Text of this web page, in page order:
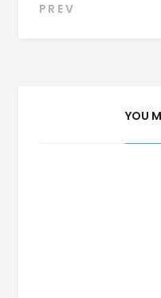
Navegação
PREV
YOU